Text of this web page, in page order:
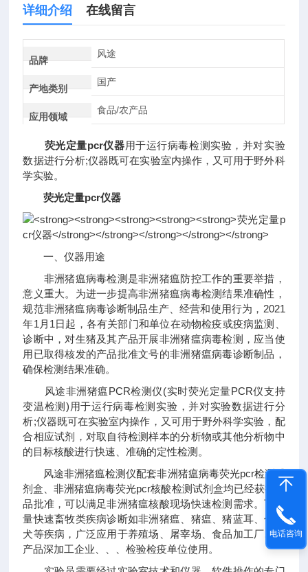
详细介绍 在线留言
品牌
风途
产地类别
国产
应用领域
食品/农产品
荧光定量pcr仪器用于运行病毒检测实验，并对实验
数据进行分析;仪器既可在实验室内操作，又可用于野外科
学实验。
荧光定量pcr仪器
一、仪器用途
非洲猪瘟病毒检测是非洲猪瘟防控工作的重要举措，
意义重大。为进一步提高非洲猪瘟病毒检测结果准确性，
规范非洲猪瘟病毒诊断制品生产、经营和使用行为，2021
年1月1日起，各有关部门和单位在动物检疫或疫病监测、
诊断中，对生猪及其产品开展非洲猪瘟病毒检测，应当使
用已取得核发的产品批准文号的非洲猪瘟病毒诊断制品，
确保检测结果准确。
风途非洲猪瘟PCR检测仪(实时荧光定量PCR仪支持
变温检测)用于运行病毒检测实验，并对实验数据进行分
析;仪器既可在实验室内操作，又可用于野外科学实验，配
合相应试剂，对取自待检测样本的分析物或其他分析物中
的目标核酸进行快速、准确的定性检测。
风途非洲猪瘟检测仪配套非洲猪瘟病毒荧光pcr检测试
剂盒、非洲猪瘟病毒荧光pcr核酸检测试剂盒均已经获得产
品批准，可以满足非洲猪瘟核酸现场快速检测需求。可定
量快速畜牧类疾病诊断如非洲猪瘟、猪瘟、猪蓝耳、伪狂
犬等疾病，广泛应用于养殖场、屠宰场、食品加工厂、肉
产品深加工企业、、、检验检疫单位使用。
电话咨询